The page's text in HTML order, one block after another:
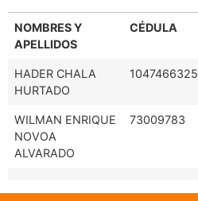
NOMBRES Y
APELLIDOS
CÉDULA
HADER CHALA
HURTADO
1047466325
WILMAN ENRIQUE
NOVOA
ALVARADO
73009783